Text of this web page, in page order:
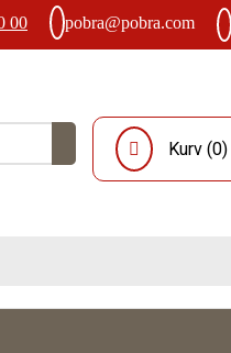
00 pobra@pobra.com
Kurv (0)